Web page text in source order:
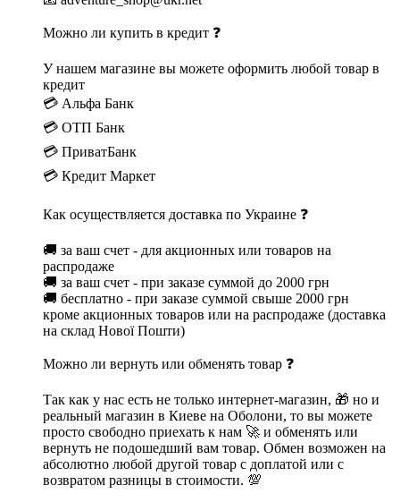
Можно ли купить в кредит ❓
У нашем магазине вы можете оформить любой товар в
кредит
💳 Альфа Банк
💳 ОТП Банк
💳 ПриватБанк
💳 Кредит Маркет
Как осуществляется доставка по Украине ❓
🚚 за ваш счет - для акционных или товаров на
распродаже
🚚 за ваш счет - при заказе суммой до 2000 грн
🚚 бесплатно - при заказе суммой свыше 2000 грн
кроме акционных товаров или на распродаже (доставка
на склад Нової Пошти)
Можно ли вернуть или обменять товар ❓
Так как у нас есть не только интернет-магазин, 🎁 но и
реальный магазин в Киеве на Оболони, то вы можете
просто свободно приехать к нам 🚀 и обменять или
вернуть не подошедший вам товар. Обмен возможен на
абсолютно любой другой товар с доплатой или с
возвратом разницы в стоимости. 💯